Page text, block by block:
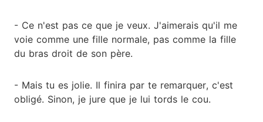
- Ce n'est pas ce que je veux. J'aimerais qu'il me
voie comme une fille normale, pas comme la fille
du bras droit de son père.
- Mais tu es jolie. Il finira par te remarquer, c'est
obligé. Sinon, je jure que je lui tords le cou.